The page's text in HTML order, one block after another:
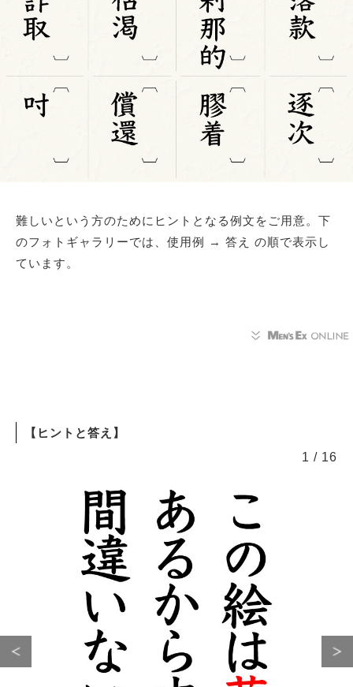
難しいという方のためにヒントとなる例文をご用意。下
のフォトギャラリーでは、使用例 → 答え の順で表示し
ています。
【ヒントと答え】
1 / 16